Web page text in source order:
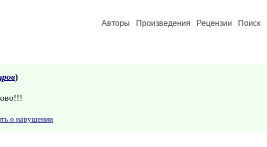
Авторы Произведения Рецензии Поиск
)
о нарушении